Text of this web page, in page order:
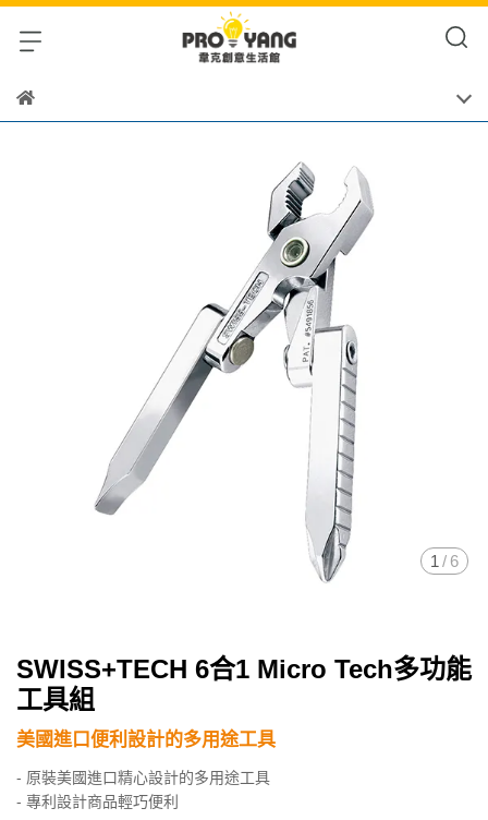
1 / 6
SWISS+TECH 6合1 Micro Tech多功能
工具組
- 原裝美國進口精心設計的多用途工具
- 專利設計商品輕巧便利
美國進口便利設計的多用途工具